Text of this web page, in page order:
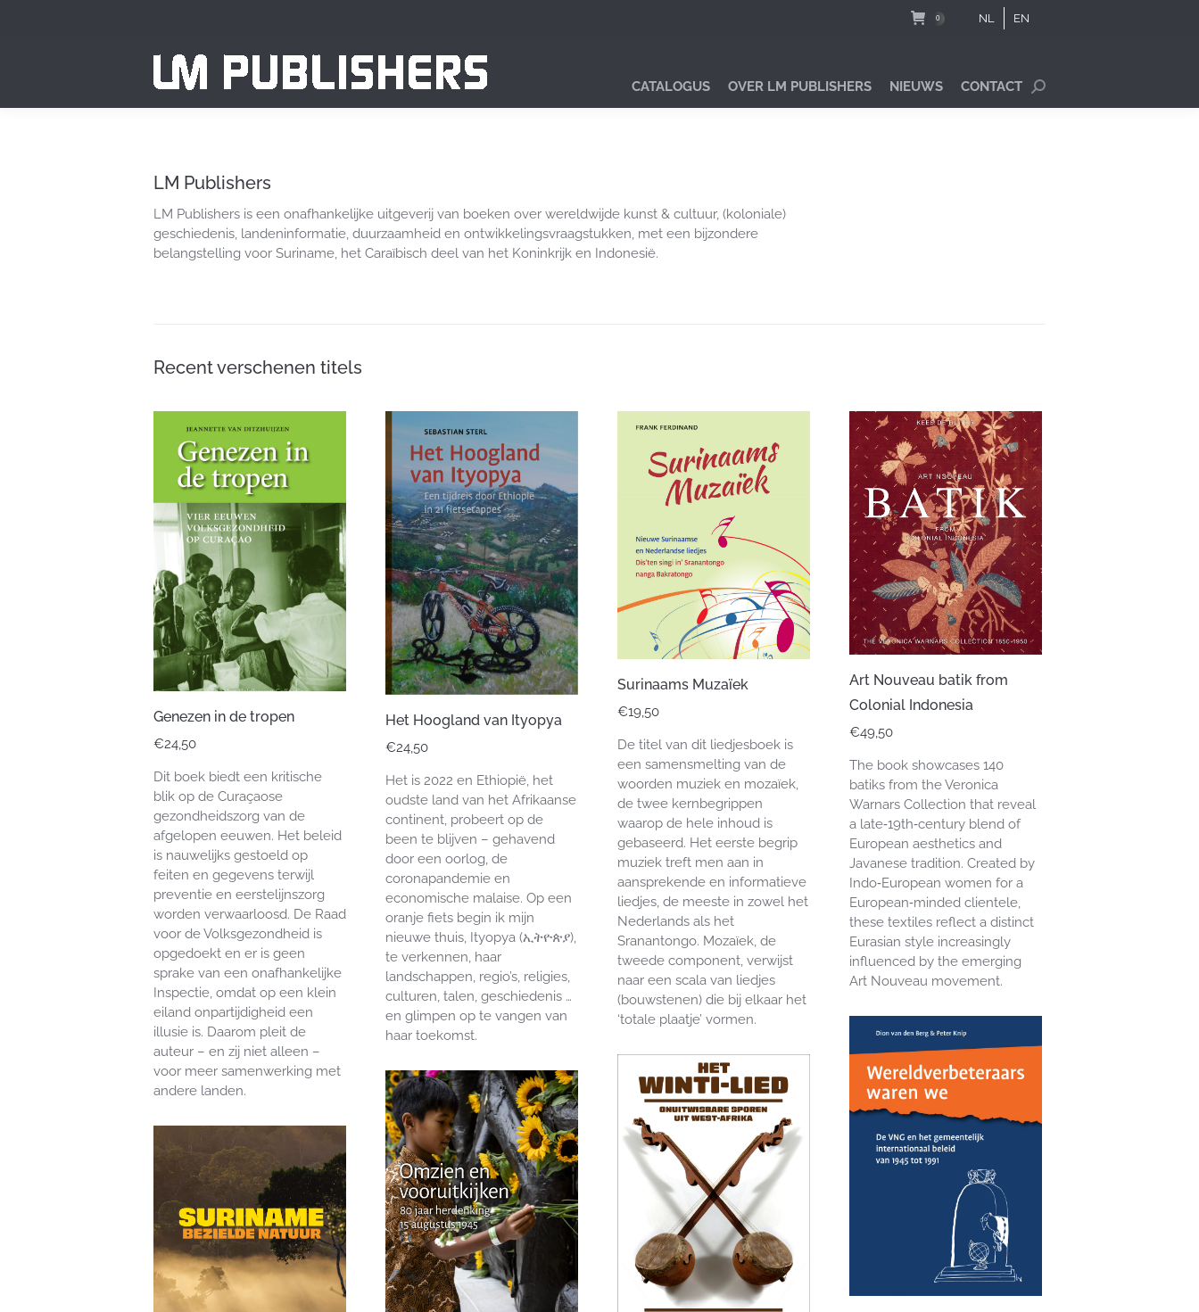
0 NL EN
CATALOGUS OVER LM PUBLISHERS NIEUWS CONTACT Search:
LM Publishers
LM Publishers is een onafhankelijke uitgeverij van boeken over wereldwijde kunst & cultuur, (koloniale)
geschiedenis, landeninformatie, duurzaamheid en ontwikkelingsvraagstukken, met een bijzondere
belangstelling voor Suriname, het Caraïbisch deel van het Koninkrijk en Indonesië.
Recent verschenen titels
Genezen in de tropen
€24,50
Dit boek biedt een kritische
blik op de Curaçaose
gezondheidszorg van de
afgelopen eeuwen. Het beleid
is nauwelijks gestoeld op
feiten en gegevens terwijl
preventie en eerstelijnszorg
worden verwaarloosd. De Raad
voor de Volksgezondheid is
opgedoekt en er is geen
sprake van een onafhankelijke
Inspectie, omdat op een klein
eiland onpartijdigheid een
illusie is. Daarom pleit de
auteur – en zij niet alleen –
voor meer samenwerking met
andere landen.
Het Hoogland van Ityopya
€24,50
Het is 2022 en Ethiopië, het
oudste land van het Afrikaanse
continent, probeert op de
been te blijven – gehavend
door een oorlog, de
coronapandemie en
economische malaise. Op een
oranje fiets begin ik mijn
nieuwe thuis, Ityopya (ኢትዮጵያ),
te verkennen, haar
landschappen, regio’s, religies,
culturen, talen, geschiedenis …
en glimpen op te vangen van
haar toekomst.
Surinaams Muzaïek
€19,50
De titel van dit liedjesboek is
een samensmelting van de
woorden muziek en mozaïek,
de twee kernbegrippen
waarop de hele inhoud is
gebaseerd. Het eerste begrip
muziek treft men aan in
aansprekende en informatieve
liedjes, de meeste in zowel het
Nederlands als het
Sranantongo. Mozaïek, de
tweede component, verwijst
naar een scala van liedjes
(bouwstenen) die bij elkaar het
‘totale plaatje’ vormen.
Art Nouveau batik from
Colonial Indonesia
€49,50
The book showcases 140
batiks from the Veronica
Warnars Collection that reveal
a late‑19th‑century blend of
European aesthetics and
Javanese tradition. Created by
Indo‑European women for a
European‑minded clientele,
these textiles reflect a distinct
Eurasian style increasingly
influenced by the emerging
Art Nouveau movement.